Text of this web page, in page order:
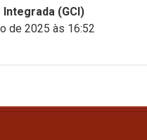
(GCI)
de 2025 às 16:52